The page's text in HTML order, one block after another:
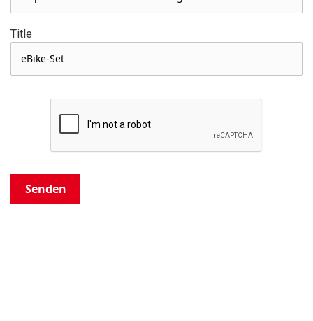
Title
Senden